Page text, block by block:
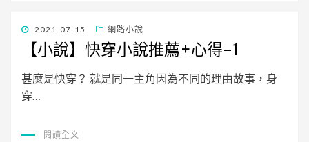
發 2021-07-15 網路小說
【小說】快穿小說推薦+心得-1
甚麼是快穿？ 就是同一主角因為不同的理由故事，身
穿…
閱讀全文